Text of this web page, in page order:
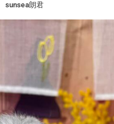
sunsea朗君